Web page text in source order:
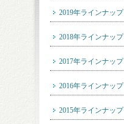
2019年ラインナップ
2018年ラインナップ
2017年ラインナップ
2016年ラインナップ
2015年ラインナップ